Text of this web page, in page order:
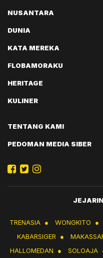
NUSANTARA
DUNIA
KATA MEREKA
FLOBAMORAKU
HERITAGE
KULINER
TENTANG KAMI
PEDOMAN MEDIA SIBER
TRENASIA ● WONGKITO ●
KABARSIGER
●
HALLOMEDAN
● SOLOAJA